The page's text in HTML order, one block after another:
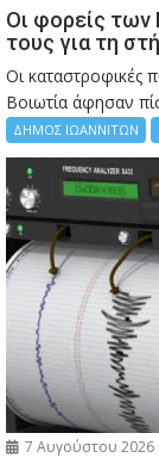
Οι φορείς των
τους για τη
Οι καταστροφικές
Bοιωτία άφησαν
ΔΗΜΟΣ ΙΩΑΝΝΙΤΩΝ
7 Αυγούστου 2026